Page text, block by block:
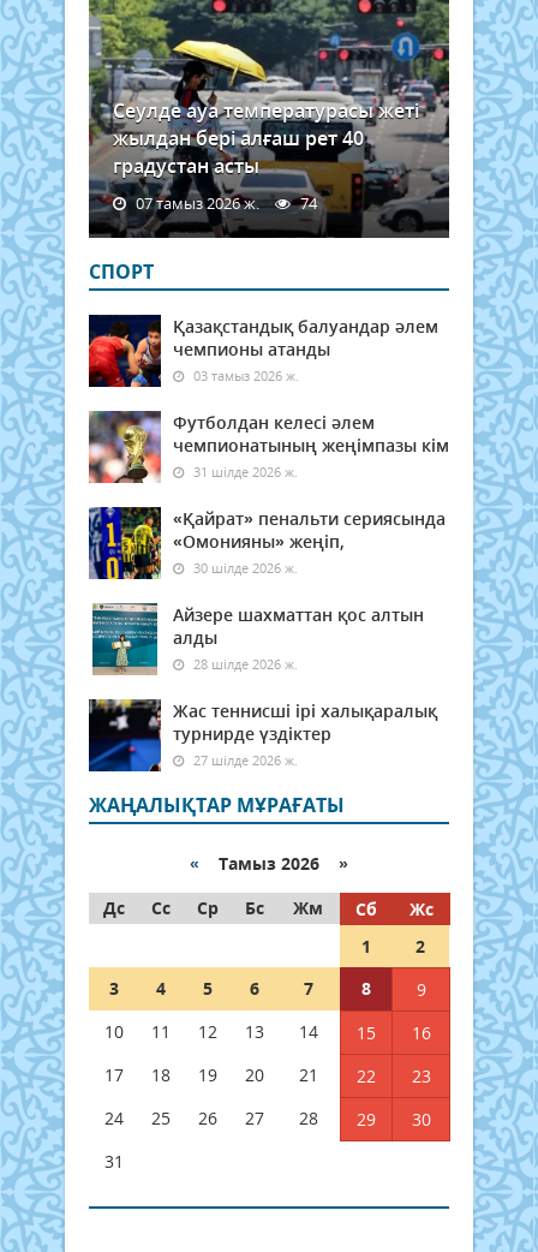
Сеулде ауа температурасы жеті
жылдан бері алғаш рет 40
градустан асты
07 тамыз 2026 ж. 74
СПОРТ
Қазақстандық балуандар әлем
чемпионы атанды
03 тамыз 2026 ж.
Футболдан келесі әлем
чемпионатының жеңімпазы кім
31 шілде 2026 ж.
«Қайрат» пенальти сериясында
«Омонияны» жеңіп,
30 шілде 2026 ж.
Айзере шахматтан қос алтын
алды
28 шілде 2026 ж.
Жас теннисші ірі халықаралық
турнирде үздіктер
27 шілде 2026 ж.
ЖАҢАЛЫҚТАР МҰРАҒАТЫ
« Тамыз 2026 »
Дс
Сс Ср Бс Жм Сб
Жс
1
2
3
4 5 6 7 8
9
10
11 12 13 14 15
16
17
18 19 20 21 22
23
24
25 26 27 28 29
30
31